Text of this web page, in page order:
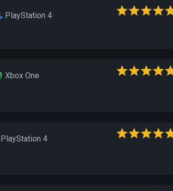
PlayStation 4
Xbox One
PlayStation 4